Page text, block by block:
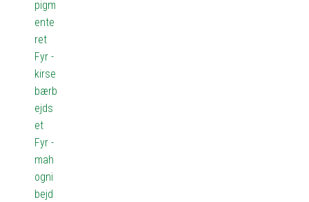
pigm
ente
ret
Fyr -
kirse
bærb
ejds
et
Fyr -
mah
ogni
bejd